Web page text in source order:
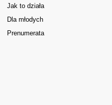
Jak to działa
Dla młodych
Prenumerata